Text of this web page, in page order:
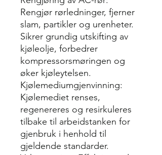
Rengjør rørledninger, fjerner
slam, partikler og urenheter.
Sikrer grundig utskifting av
kjøleolje, forbedrer
kompressorsmøringen og
øker kjøleytelsen.
Kjølemediumgjenvinning:
Kjølemediet renses,
regenereres og resirkuleres
tilbake til arbeidstanken for
gjenbruk i henhold til
gjeldende standarder.